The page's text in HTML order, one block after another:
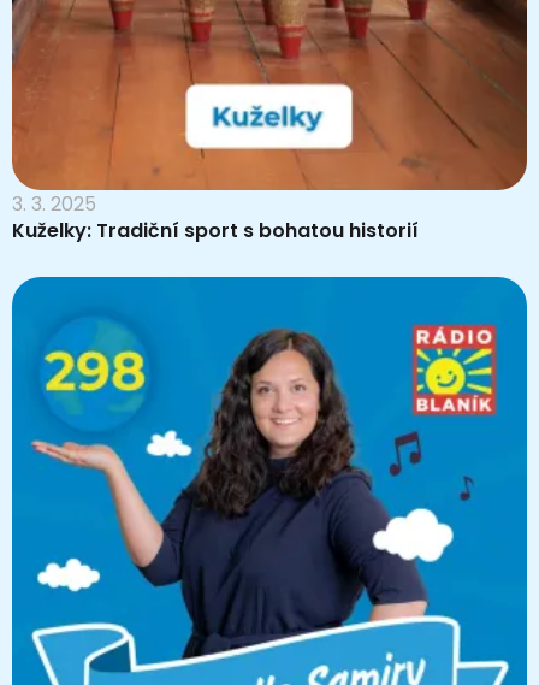
3. 3. 2025
Kuželky: Tradiční sport s bohatou historií